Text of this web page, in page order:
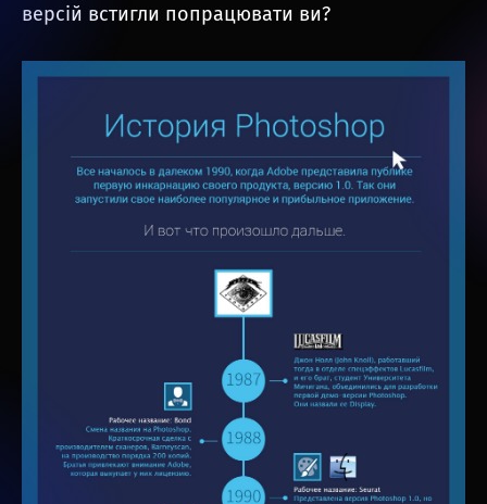
версій встигли попрацювати ви?